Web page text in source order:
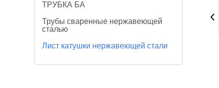
ТРУБКА БА
Трубы сваренные нержавеющей
сталью
Лист катушки нержавеющей стали